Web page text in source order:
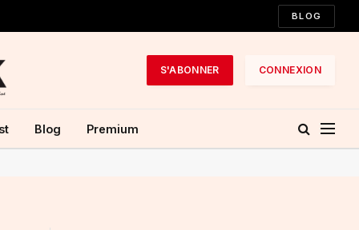
BLOG
S'ABONNER CONNEXION
Blog Premium